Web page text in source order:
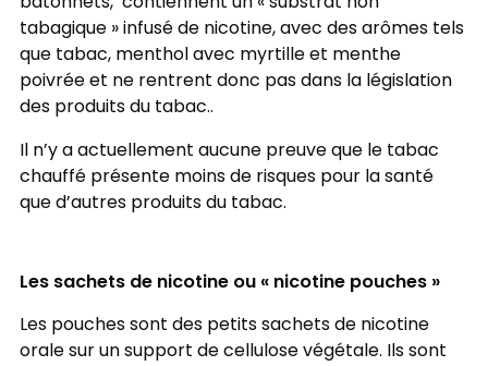
tabagique » infusé de nicotine, avec des arômes tels
que tabac, menthol avec myrtille et menthe
poivrée et ne rentrent donc pas dans la législation
des produits du tabac..
Il n’y a actuellement aucune preuve que le tabac
chauffé présente moins de risques pour la santé
que d’autres produits du tabac.
Les sachets de nicotine ou « nicotine pouches »
Les pouches sont des petits sachets de nicotine
orale sur un support de cellulose végétale. Ils sont